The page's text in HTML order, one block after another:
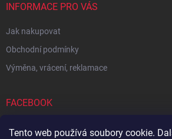
Tento web používá soubory cookie.
INFORMACE PRO VÁS
Jak nakupovat
Obchodní podmínky
Výměna, vrácení, reklamace
FACEBOOK